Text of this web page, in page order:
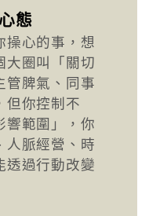
態
操心的事，想
大圈叫「關切
管脾氣、同事
但你控制不
響範圍」，你
人脈經營、時
透過行動改變